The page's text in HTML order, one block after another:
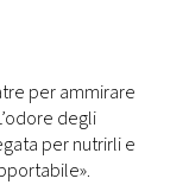
per ammirare
degli
per nutrirli e